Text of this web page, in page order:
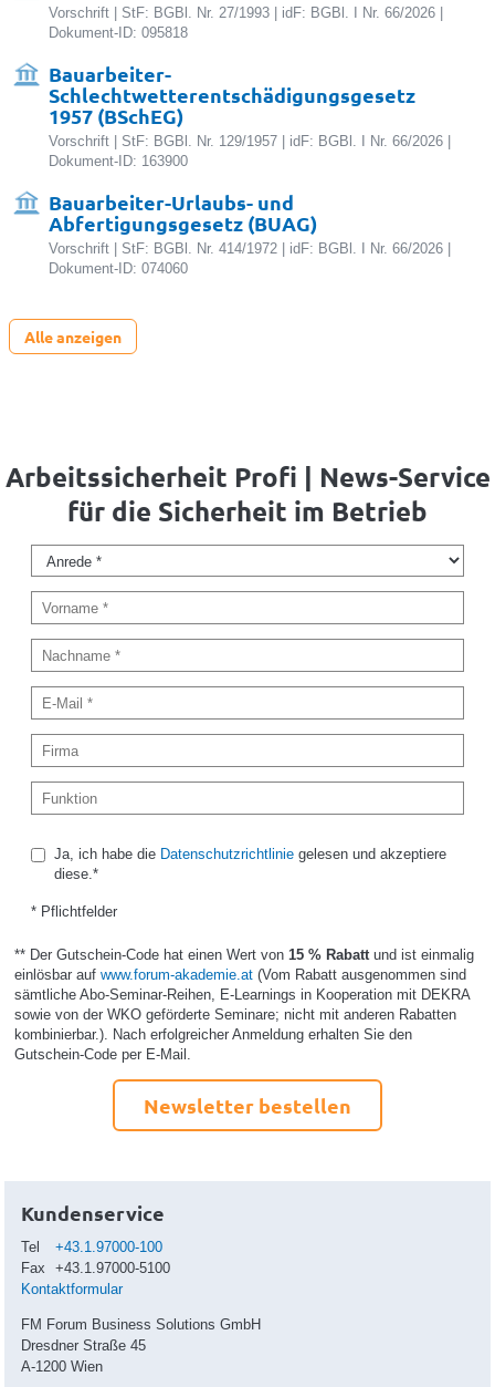
Vorschrift | StF: BGBl. Nr. 27/1993 | idF: BGBl. I Nr. 66/2026 |
Dokument-ID: 095818
Bauarbeiter-
Schlechtwetterentschädigungsgesetz
1957 (BSchEG)
Vorschrift | StF: BGBl. Nr. 129/1957 | idF: BGBl. I Nr. 66/2026 |
Dokument-ID: 163900
Bauarbeiter-Urlaubs- und
Abfertigungsgesetz (BUAG)
Vorschrift | StF: BGBl. Nr. 414/1972 | idF: BGBl. I Nr. 66/2026 |
Dokument-ID: 074060
Alle anzeigen
Arbeitssicherheit Profi | News-Service
für die Sicherheit im Betrieb
Ja, ich habe die Datenschutzrichtliniegelesen und akzeptiere
diese.*
* Pflichtfelder
** Der Gutschein-Code hat einen Wert von 15 % Rabatt und ist einmalig
einlösbar auf www.forum-akademie.at(Vom Rabatt ausgenommen sind
sämtliche Abo-Seminar-Reihen, E-Learnings in Kooperation mit DEKRA
sowie von der WKO geförderte Seminare; nicht mit anderen Rabatten
kombinierbar.). Nach erfolgreicher Anmeldung erhalten Sie den
Gutschein-Code per E-Mail.
Newsletter bestellen
Kundenservice
Tel
+43.1.97000-100
Fax
+43.1.97000-5100
Kontaktformular
FM Forum Business Solutions GmbH
Dresdner Straße 45
A-1200 Wien